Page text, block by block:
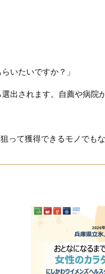
いたいですか？」
出されます。自薦や病院
って獲得できるモノでも